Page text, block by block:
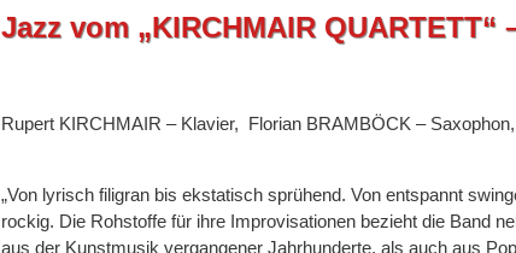
Jazz vom „KIRCHMAIR QUARTETT“
Rupert KIRCHMAIR – Klavier, Florian BRAMBÖCK –
„Von lyrisch filigran bis ekstatisch sprühend. Von entspannt
rockig. Die Rohstoffe für ihre Improvisationen bezieht die Band
aus der Kunstmusik vergangener Jahrhunderte, als auch aus